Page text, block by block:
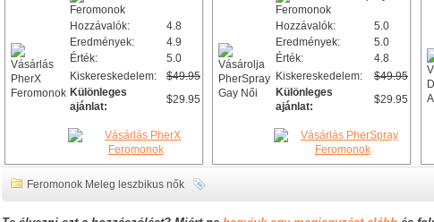
Hozzávalók:
4.8
Eredmények:
4.9
Érték:
5.0
Kiskereskedelem:
$49.95
Különleges
ajánlat:
$29.95
Hozzávalók:
5.0
Eredmények:
5.0
Érték:
4.8
Kiskereskedelem:
$49.95
Különleges
ajánlat:
$29.95
Feromonok Meleg leszbikus nők